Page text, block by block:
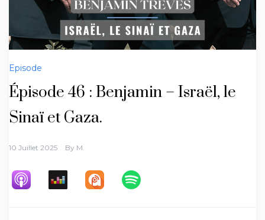
Episode
Épisode 46 : Benjamin – Israël, le
Sinaï et Gaza.
10 Juillet 2025 By M.